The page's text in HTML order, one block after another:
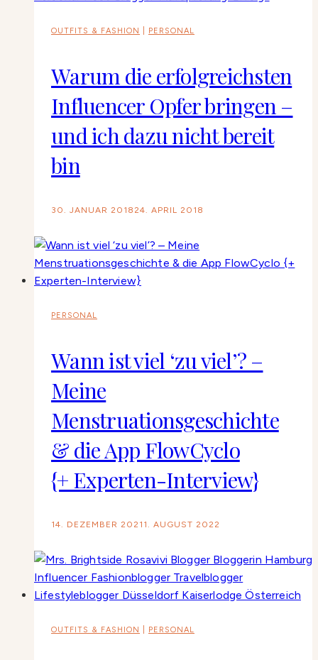
OUTFITS & FASHION PERSONAL
Warum die erfolgreichsten
Influencer Opfer bringen –
und ich dazu nicht bereit
bin
30. JANUAR 2018 24. APRIL 2018
PERSONAL
Wann ist viel ‘zu viel’? –
Meine
Menstruationsgeschichte
& die App FlowCyclo
{+ Experten-Interview}
14. DEZEMBER 2021 1. AUGUST 2022
OUTFITS & FASHION PERSONAL